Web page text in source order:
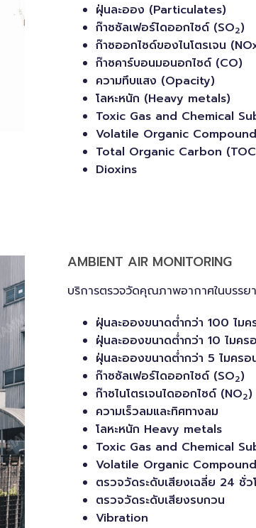
ฝุ่นละออง (Particulates)
ก๊าซซัลเฟอร์ไดออกไซด์ (SO2)
ก๊าซออกไซด์ของไนโตรเจน
ก๊าซคาร์บอนมอนอกไซด์ (CO)
ความทึบแสง (Opacity)
โลหะหนัก (Heavy metals)
Toxic Gas and Chemical
Volatile Organic
Total Organic Carbon
Dioxins
AMBIENT AIR MONITORING
บริการตรวจวัดคุณภาพอากาศในบรรย
ฝุ่นละอองขนาดต่ำกว่า 100 ไม
ฝุ่นละอองขนาดต่ำกว่า 10 ไมคร
ฝุ่นละอองขนาดต่ำกว่า 5 ไมคร
ก๊าซซัลเฟอร์ไดออกไซด์ (SO2)
ก๊าซไนโตรเจนไดออกไซด์ (NO2)
ความเร็วลมและทิศทางลม
โลหะหนัก Heavy metals
Toxic Gas and Chemical
Volatile Organic
ตรวจวัดระดับเสียงเฉลี่ย 24 ชั่
ตรวจวัดระดับเสียงรบกวน
Vibration